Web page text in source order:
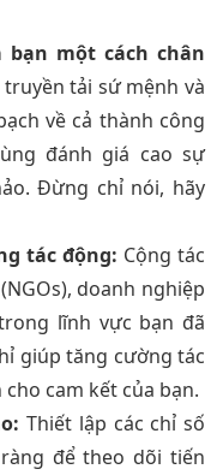
bạn một cách chân
tải sứ mệnh và
về cả thành công
đánh giá cao sự
Đừng chỉ nói, hãy
tác động: Cộng tác
doanh nghiệp
lĩnh vực bạn đã
giúp tăng cường tác
cam kết của bạn.
Thiết lập các chỉ số
để theo dõi tiến